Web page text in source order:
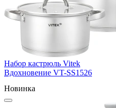
Набор кастрюль Vitek
Вдохновение VT-SS1526
Новинка